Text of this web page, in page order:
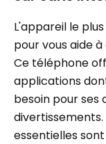
L'appareil le
pour vous aide
Ce téléphone
applications
besoin pour ses
essentielles